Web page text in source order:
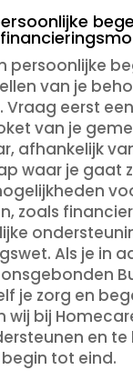
persoonlijke
van je
Vraag eerst
van je
afhankelijk
waar je gaat
zoals
Als je in
je zorg en
wij bij
en
tot eind.